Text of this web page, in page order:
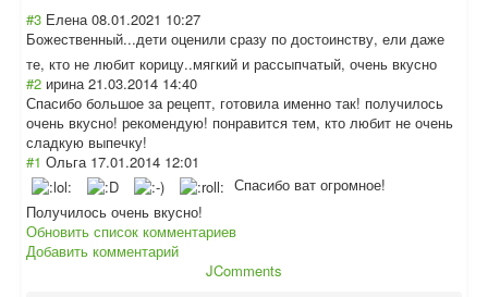
#3 Елена 08.01.2021 10:27
Божественный...дети оценили сразу по достоинству, ели даже
те, кто не любит корицу..мягкий и рассыпчатый, очень вкусно
#2 ирина 21.03.2014 14:40
Спасибо большое за рецепт, готовила именно так! получилось
очень вкусно! рекомендую! понравится тем, кто любит не очень
сладкую выпечку!
#1 Ольга 17.01.2014 12:01
Спасибо ват огромное!
Получилось очень вкусно!
Обновить список комментариев
Добавить комментарий
JComments